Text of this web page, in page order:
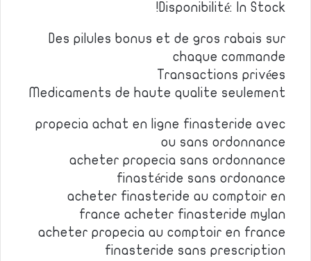
Disponibilité: In Stock!
Des pilules bonus et de gros rabais sur
chaque commande
Transactions privées
Medicaments de haute qualite seulement
propecia achat en ligne finasteride avec
ou sans ordonnance
acheter propecia sans ordonnance
finastéride sans ordonance
acheter finasteride au comptoir en
france acheter finasteride mylan
acheter propecia au comptoir en france
finasteride sans prescription